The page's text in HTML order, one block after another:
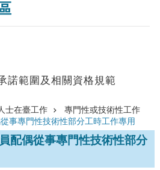
諾範圍及相關資格規範
士在臺工作
專門性或技術性工作
事專門性技術性部分工時工作專用
配偶從事專門性技術性部分